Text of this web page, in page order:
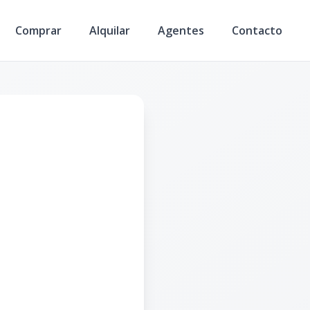
Comprar Alquilar Agentes Contacto